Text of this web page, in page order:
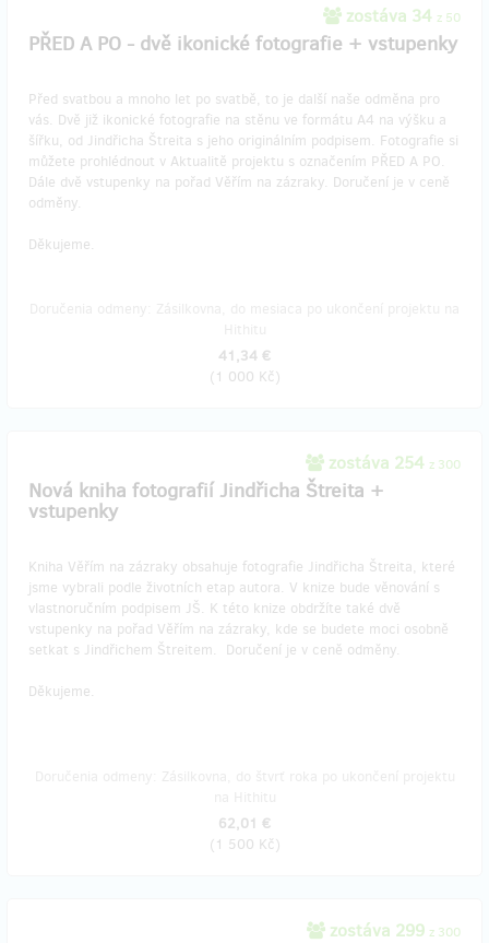
zostáva 34 z 50
PŘED A PO - dvě ikonické fotografie + vstupenky
Před svatbou a mnoho let po svatbě, to je další naše odměna pro
vás. Dvě již ikonické fotografie na stěnu ve formátu A4 na výšku a
šířku, od Jindřicha Štreita s jeho originálním podpisem. Fotografie si
můžete prohlédnout v Aktualitě projektu s označením PŘED A PO.
Dále dvě vstupenky na pořad Věřím na zázraky. Doručení je v ceně
odměny.
Děkujeme.
41,34 €
(1 000 Kč)
zostáva 254 z 300
Nová kniha fotografií Jindřicha Štreita +
vstupenky
Kniha Věřím na zázraky obsahuje fotografie Jindřicha Štreita, které
jsme vybrali podle životních etap autora. V knize bude věnování s
vlastnoručním podpisem JŠ. K této knize obdržíte také dvě
vstupenky na pořad Věřím na zázraky, kde se budete moci osobně
setkat s Jindřichem Štreitem. Doručení je v ceně odměny.
Děkujeme.
62,01 €
(1 500 Kč)
zostáva 299 z 300